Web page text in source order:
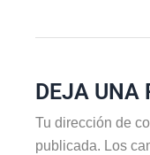
DEJA UNA
Tu dirección de
publicada. Los